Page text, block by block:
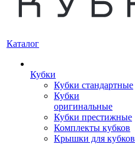
Каталог
Кубки
Кубки стандартные
Кубки
оригинальные
Кубки престижные
Комплекты кубков
Крышки для кубков